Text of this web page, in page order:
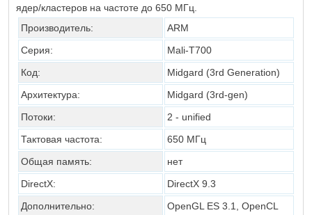
ядер/кластеров на частоте до 650 МГц.
Производитель:
ARM
Серия:
Mali-T700
Код:
Midgard (3rd Generation)
Архитектура:
Midgard (3rd-gen)
Потоки:
2 - unified
Тактовая частота:
650 МГц
Общая память:
нет
DirectX:
DirectX 9.3
Дополнительно:
OpenGL ES 3.1, OpenCL